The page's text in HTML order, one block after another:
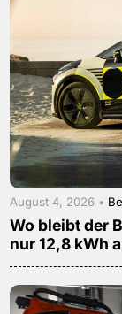
August 4, 2026 •
Wo bleibt der
nur 12,8 kWh